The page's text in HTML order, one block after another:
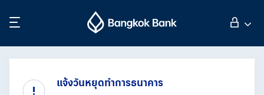
ลูกค้าบุคคล
แจ้งวันหยุดทำการธนาคาร